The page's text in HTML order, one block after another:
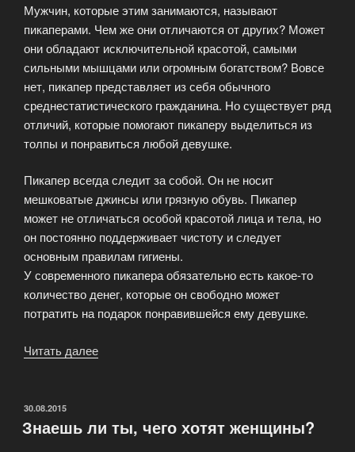
Мужчин, которые этим занимаются, называют
пикаперами. Чем же они отличаются от других? Может
они обладают исключительной красотой, самыми
сильными мышцами или огромным богатством? Вовсе
нет, пикапер представляет из себя обычного
среднестатистического гражданина. Но существует ряд
отличий, которые помогают пикаперу выделиться из
толпы и понравиться любой девушке.
Пикапер всегда следит за собой. Он не носит
мешковатые джинсы или грязную обувь. Пикапер
может не отличаться особой красотой лица и тела, но
он постоянно поддерживает чистоту и следует
основным правилам гигиены.
У современного пикапера обязательно есть какое-то
количество денег, которые он свободно может
потратить на подарок понравившейся ему девушке.
Читать далее
остальных
ОПУБЛИКОВАНО
30.08.2015
Знаешь ли ты, чего хотят женщины?